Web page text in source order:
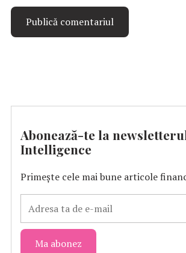
Abonează-te la
Intelligence
Primește cele mai bune articole